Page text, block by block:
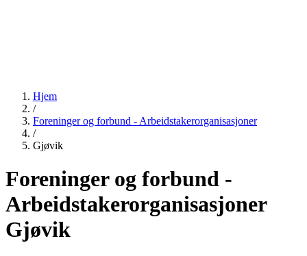
Hjem
/
Foreninger og forbund - Arbeidstakerorganisasjoner
/
Gjøvik
Foreninger og forbund -
Arbeidstakerorganisasjoner
Gjøvik